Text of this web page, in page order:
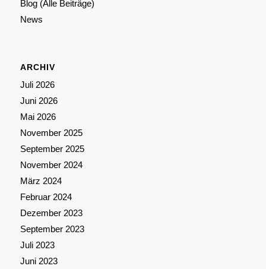
Blog (Alle Beiträge)
News
ARCHIV
Juli 2026
Juni 2026
Mai 2026
November 2025
September 2025
November 2024
März 2024
Februar 2024
Dezember 2023
September 2023
Juli 2023
Juni 2023